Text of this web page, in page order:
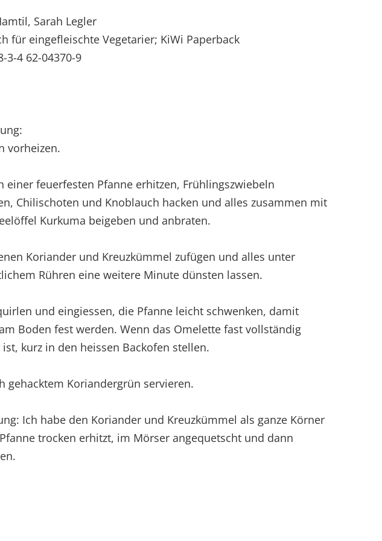
Sarah Legler
für eingefleischte Vegetarier; KiWi Paperback
3-4 62-04370-9
vorheizen.
einer feuerfesten Pfanne erhitzen, Frühlingszwiebeln
Chilischoten und Knoblauch hacken und alles zusammen mit
Kurkuma beigeben und anbraten.
Koriander und Kreuzkümmel zufügen und alles unter
Rühren eine weitere Minute dünsten lassen.
und eingiessen, die Pfanne leicht schwenken, damit
Boden fest werden. Wenn das Omelette fast vollständig
ist, kurz in den heissen Backofen stellen.
gehacktem Koriandergrün servieren.
Ich habe den Koriander und Kreuzkümmel als ganze Körner
trocken erhitzt, im Mörser angequetscht und dann